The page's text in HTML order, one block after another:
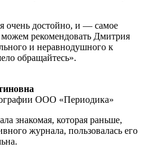
очень достойно, и — самое
рекомендовать Дмитрия
и неравнодушного к
обращайтесь».
ООО «Периодика»
знакомая, которая раньше,
журнала, пользовалась его